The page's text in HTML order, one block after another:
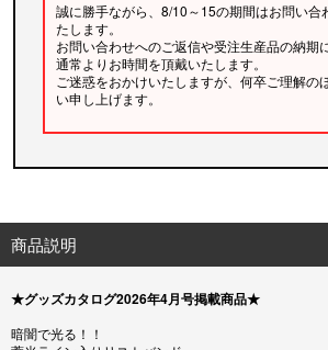
誠に勝手ながら、8/10～15の期間はお問い合
たします。
お問い合わせへのご返信や受注生産品の納期
通常よりお時間を頂戴いたします。
ご迷惑をおかけいたしますが、何卒ご理解の
い申し上げます。
商品説明
★グッズカタログ2026年4月号掲載商品★
暗闇で光る！！